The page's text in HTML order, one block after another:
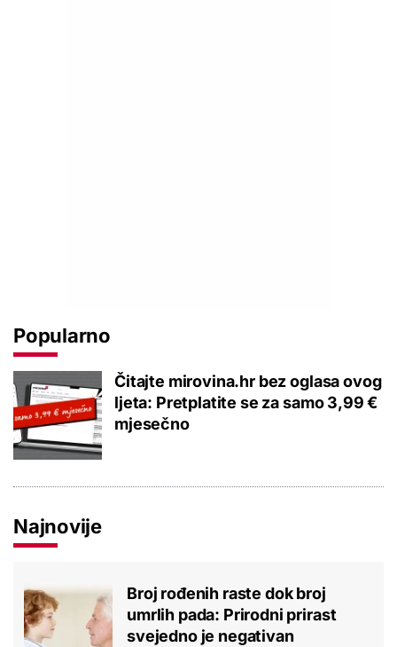
Popularno
Čitajte mirovina.hr bez oglasa ovog
ljeta: Pretplatite se za samo 3,99 €
mjesečno
Najnovije
Broj rođenih raste dok broj
umrlih pada: Prirodni prirast
svejedno je negativan